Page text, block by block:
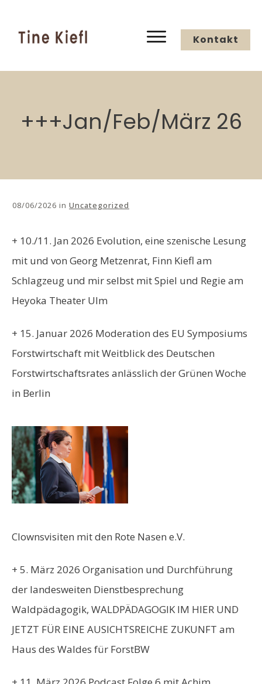
Kontakt
+++Jan/Feb/März 26
08/06/2026 in Uncategorized
+ 10./11. Jan 2026 Evolution, eine szenische Lesung
mit und von Georg Metzenrat, Finn Kiefl am
Schlagzeug und mir selbst mit Spiel und Regie am
Heyoka Theater Ulm
+ 15. Januar 2026 Moderation des EU Symposiums
Forstwirtschaft mit Weitblickdes Deutschen
Forstwirtschaftsrates anlässlich der Grünen Woche
in Berlin
Clownsvisiten mit den Rote Nasen e.V.
+ 5. März 2026 Organisation und Durchführung
der landesweiten Dienstbesprechung
Waldpädagogik, WALDPÄDAGOGIK IM HIER UND
JETZT FÜR EINE AUSICHTSREICHE ZUKUNFT am
Haus des Waldes für ForstBW